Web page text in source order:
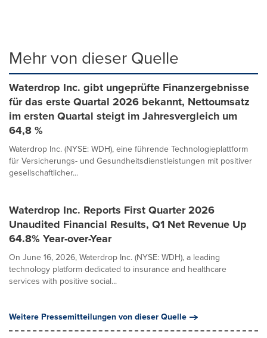
Mehr von dieser Quelle
Waterdrop Inc. gibt ungeprüfte Finanzergebnisse
für das erste Quartal 2026 bekannt, Nettoumsatz
im ersten Quartal steigt im Jahresvergleich um
64,8 %
Waterdrop Inc. (NYSE: WDH), eine führende Technologieplattform
für Versicherungs- und Gesundheitsdienstleistungen mit positiver
gesellschaftlicher...
Waterdrop Inc. Reports First Quarter 2026
Unaudited Financial Results, Q1 Net Revenue Up
64.8% Year-over-Year
On June 16, 2026, Waterdrop Inc. (NYSE: WDH), a leading
technology platform dedicated to insurance and healthcare
services with positive social...
Weitere Pressemitteilungen von dieser Quelle